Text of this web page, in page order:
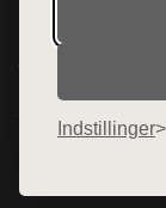
Indstillinger
Denne side er en
hjemmesider
diverse
henviser til de
varerne på lager.